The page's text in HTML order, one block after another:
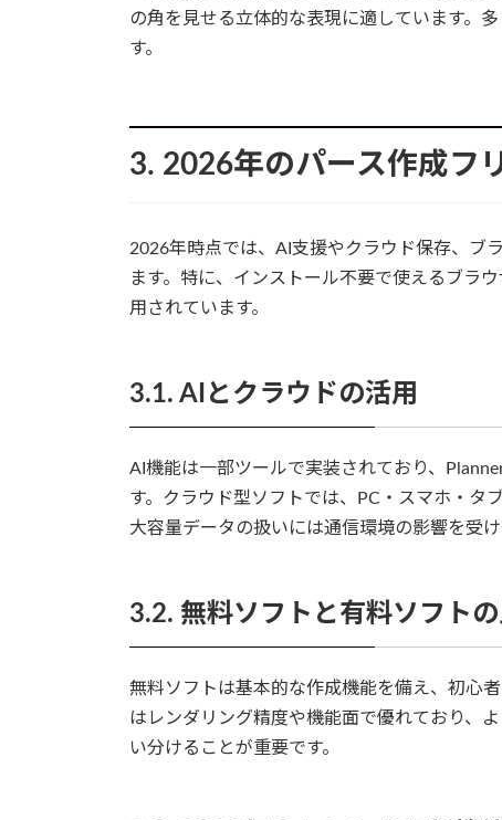
の角を見せる立体的な表現に適しています。
す。
3. 2026年のパース作成フ
2026年時点では、AI支援やクラウド保存、ブ
ます。特に、インストール不要で使えるブラ
用されています。
3.1. AIとクラウドの活用
AI機能は一部ツールで実装されており、
す。クラウド型ソフトでは、PC・スマホ・タ
大容量データの扱いには通信環境の影響を受け
3.2. 無料ソフトと有料ソフト
無料ソフトは基本的な作成機能を備え、初心
はレンダリング精度や機能面で優れており、
い分けることが重要です。